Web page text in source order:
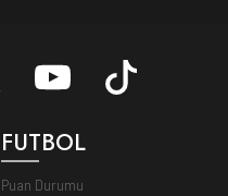
FUTBOL
Puan Durumu